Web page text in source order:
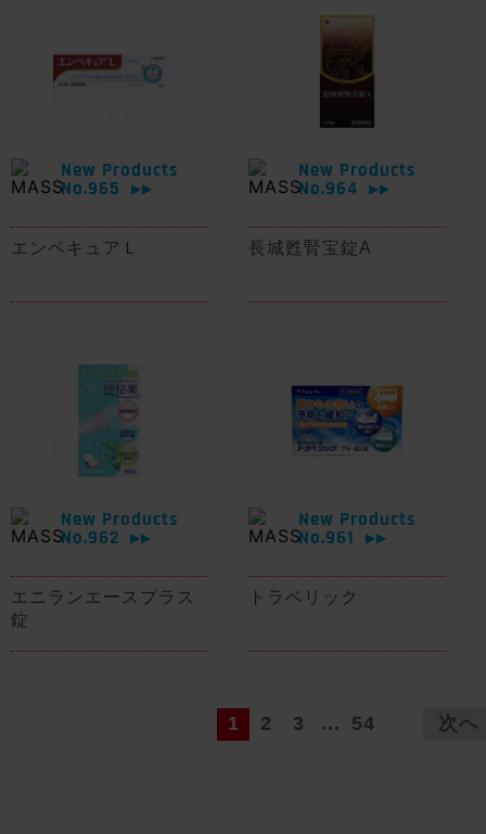
New Products
No.965
▶▶
エンペキュアＬ
New Products
No.964
▶▶
長城甦腎宝錠A
New Products
No.962
▶▶
エニランエースプラス
錠
New Products
No.961
▶▶
トラベリック
1 2 3 ... 54 次